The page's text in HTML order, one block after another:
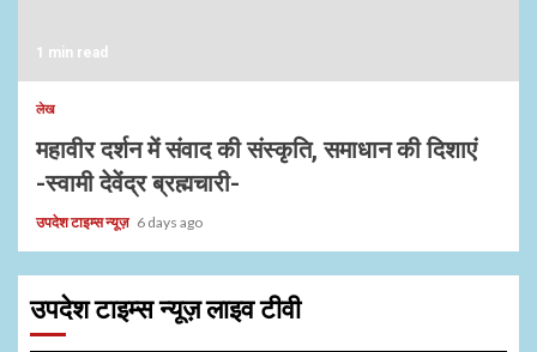
1 min read
लेख
महावीर दर्शन में संवाद की संस्कृति, समाधान की दिशाएं
-स्वामी देवेंद्र ब्रह्मचारी-
उपदेश टाइम्स न्यूज़ 6 days ago
उपदेश टाइम्स न्यूज़ लाइव टीवी